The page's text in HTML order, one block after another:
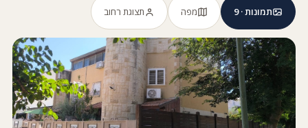
תמונות · 9 מפה תצוגת רחוב